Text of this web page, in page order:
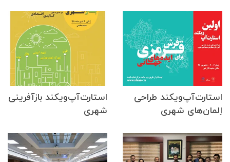
استارت‌آپ‌ویکند طراحی
اِلمان‌های شهری
استارت‌آپ‌ویکند بازآفرینی
شهری